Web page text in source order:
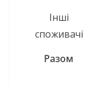
Інші
споживачі
Разом